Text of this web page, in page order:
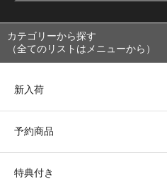
カテゴリーから探す
（全てのリストはメニューから）
新入荷
予約商品
特典付き